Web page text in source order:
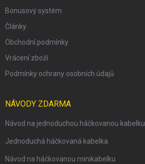
Bonusový systém
Články
Obchodní podmínky
Vrácení zboží
Podmínky ochrany osobních údajů
NÁVODY ZDARMA
Návod na jednoduchou háčkovanou kabelku
Jednoduchá háčkovaná kabelka
Návod na háčkovanou minikabelku